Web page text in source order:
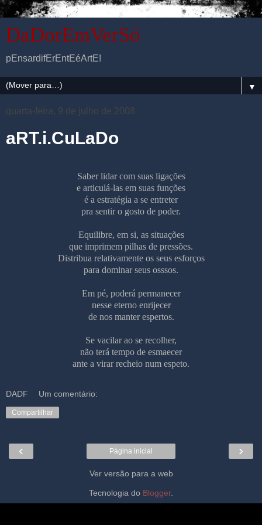
DaDorEmVerSó
pEnsardifErEntEéArtE!
▼
quarta-feira, 9 de julho de 2008
aRT.i.CuLaDo
Saber lidar com suas ligações
e articulá-las em suas funções
é a estratégia a se entreter
pra sentir o gosto de poder.
Equilibre, em si, as situações
que imprimem pilhas de pressões.
Distribua relativamente os seus esforços
para dominar seus osssos.
Em pé, poderá permanecer
nesse eterno enrijecer
de nos manter espertos.
Se vacilar ao se recolher,
não terá tempo de esmaecer
ante a virar recheio num espeto.
DADF Um comentário:
Compartilhar
‹ ›
Página inicial
Ver versão para a web
Tecnologia do Blogger.